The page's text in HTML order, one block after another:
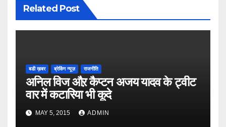
Related Post
बडी ख़बर ब्रेकिंग न्यूज़ राजनीति
अनिल विज औऱ कैप्टन अजय यादव के ट्वीट
वार में कटारिया भी कूदे
MAY 5, 2015 ADMIN